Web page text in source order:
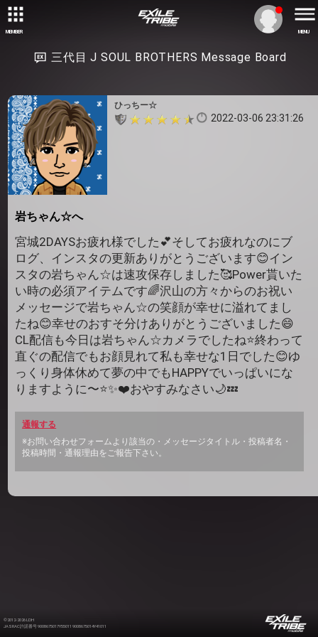
MEMBER MENU
三代目 J SOUL BROTHERS Message Board
ひっちー☆
2022-03-06 23:31:26
岩ちゃん☆へ
宮城2DAYSお疲れ様でした💕そしてお疲れなのにブ
ログ、インスタの更新ありがとうございます😊イン
スタの岩ちゃん☆は速攻保存しました🥰Power貰いた
い時の必須アイテムです🌈沢山の方々からのお祝い
メッセージで岩ちゃん☆の笑顔が幸せに溢れてまし
たね😊幸せのおすそ分けありがとうございました😄
CL配信も今日は岩ちゃん☆カメラでしたね⭐️終わって
直ぐの配信でもお顔見れて私も幸せな1日でした😊ゆ
っくり身体休めて夢の中でもHAPPYでいっぱいにな
りますように〜⭐️✨❤️おやすみなさい🌙💤
通報する
※お問い合わせフォームより該当の・メッセージタイトル・投稿者名・
投稿時間・通報理由をご報告下さい。
©2012-2026 LDH
JASRAC許諾番号 9008675017Y55011 9008675014Y41011